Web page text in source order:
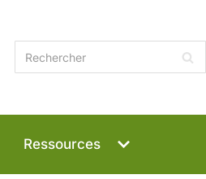
Ressources